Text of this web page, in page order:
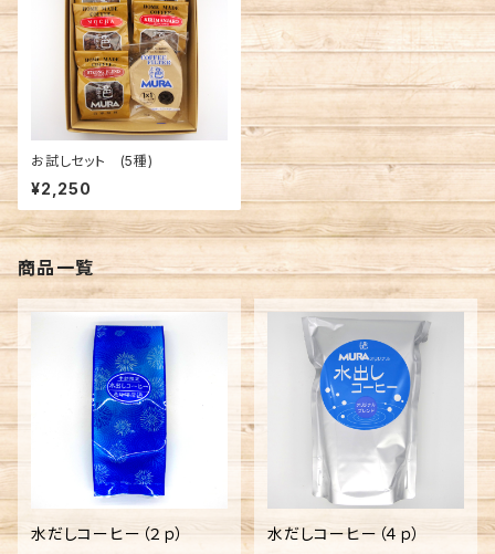
お試しセット (5種)
¥2,250
商品一覧
水だしコーヒー（２ｐ）
水だしコーヒー（４ｐ）